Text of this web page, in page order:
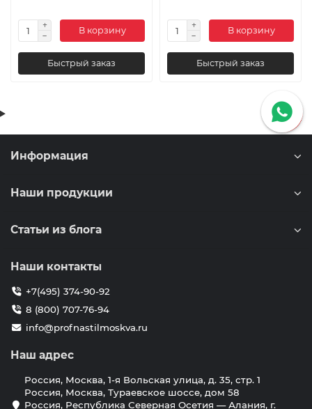
В корзину
Быстрый заказ
В корзину
Быстрый заказ
Информация
Наши продукции
Статьи из блога
Наши контакты
+7(495) 374-90-92
8 (800) 707-76-94
info@profnastilmoskva.ru
Наш адрес
Россия, Москва, 1-я Вольская улица, д. 35, стр. 1
Россия, Москва, Тураевское шоссе, дом 58
Россия, Республика Северная Осетия — Алания, г.